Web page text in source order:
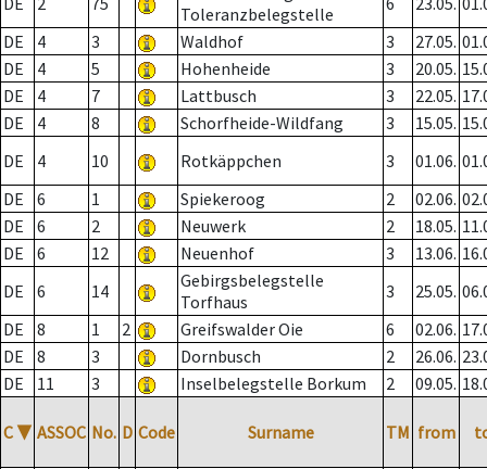
Toleranzbelegstelle
DE
4 3 Waldhof 3 27.05.
DE
4 5 Hohenheide 3 20.05.
DE
4 7 Lattbusch 3 22.05.
DE
4 8 Schorfheide-Wildfang 3 15.05.
DE
4 10 Rotkäppchen 3 01.06.
DE
6 1 Spiekeroog 2 02.06.
DE
6 2 Neuwerk 2 18.05.
DE
6 12 Neuenhof 3 13.06.
DE
6 14
Gebirgsbelegstelle
Torfhaus
3 25.05.
DE
8 1 2 Greifswalder Oie 6 02.06.
DE
8 3 Dornbusch 2 26.06.
DE
11 3 Inselbelegstelle Borkum 2 09.05.
C ▼ ASSOC No. D Code Surname TM from